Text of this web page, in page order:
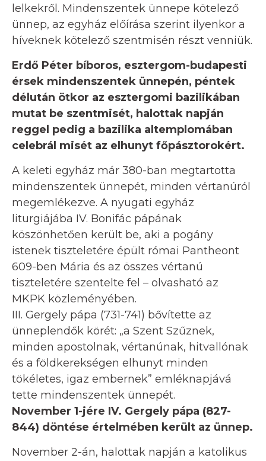
lelkekről. Mindenszentek ünnepe kötelező
ünnep, az egyház előírása szerint ilyenkor a
híveknek kötelező szentmisén részt venniük.
Erdő Péter bíboros, esztergom-budapesti
érsek mindenszentek ünnepén, péntek
délután ötkor az esztergomi bazilikában
mutat be szentmisét, halottak napján
reggel pedig a bazilika altemplomában
celebrál misét az elhunyt főpásztorokért.
A keleti egyház már 380-ban megtartotta
mindenszentek ünnepét, minden vértanúról
megemlékezve. A nyugati egyház
liturgiájába IV. Bonifác pápának
köszönhetően került be, aki a pogány
istenek tiszteletére épült római Pantheont
609-ben Mária és az összes vértanú
tiszteletére szentelte fel – olvasható az
MKPK közleményében.
III. Gergely pápa (731-741) bővítette az
ünneplendők körét: „a Szent Szűznek,
minden apostolnak, vértanúnak, hitvallónak
és a földkerekségen elhunyt minden
tökéletes, igaz embernek” emléknapjává
tette mindenszentek ünnepét.
November 1-jére IV. Gergely pápa (827-
844) döntése értelmében került az ünnep.
November 2-án, halottak napján a katolikus